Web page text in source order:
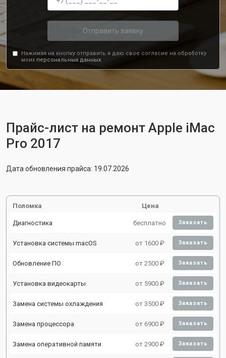
Отправить заявку
Нажимая на кнопку отправить я даю свое согласие на обработку
моих персональных данных.
Прайс-лист на ремонт Apple iMac
Pro 2017
Дата обновления прайса: 19.07.2026
Поломка Цена
Диагностика бесплатно Заказать
Установка системы macOS от 1600 ₽ Заказать
Обновление ПО от 2500 ₽ Заказать
Установка видеокарты от 5900 ₽ Заказать
Замена системы охлаждения от 3500 ₽ Заказать
Замена процессора от 6900 ₽ Заказать
Замена оперативной памяти от 2900 ₽ Заказать